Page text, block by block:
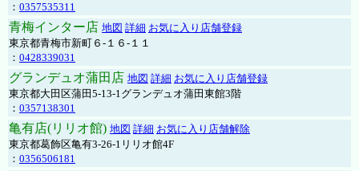
： 0357535311
青梅インター店 地図 詳細 お気に入り店舗登録
東京都青梅市新町６-１６-１１
： 0428339031
グランデュオ蒲田店 地図 詳細 お気に入り店舗登録
東京都大田区蒲田5-13-1グランデュオ蒲田東館3階
： 0357138301
亀有店(リリオ館) 地図 詳細 お気に入り店舗解除
東京都葛飾区亀有3-26-1リリオ館4F
： 0356506181